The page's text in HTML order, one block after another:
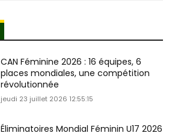
CAN Féminine 2026 : 16 équipes, 6
places mondiales, une compétition
révolutionnée
jeudi 23 juillet 2026 12:55:15
Éliminatoires Mondial Féminin U17 2026